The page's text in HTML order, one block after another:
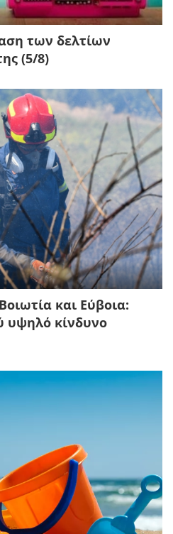
των δελτίων
(5/8)
και Εύβοια:
υψηλό κίνδυνο